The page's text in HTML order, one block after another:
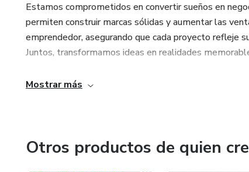
Estamos comprometidos en convertir sueños en
permiten construir marcas sólidas y aumentar las
emprendedor, asegurando que cada proyecto refleje
Juntos, transformamos ideas en realidades
Mostrar más
Otros productos de quien